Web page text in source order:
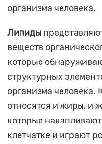
организма человека.
Липиды
веществ
которые
структурных
организма человека.
относятся и жиры, и
которые
клетчатке и играют